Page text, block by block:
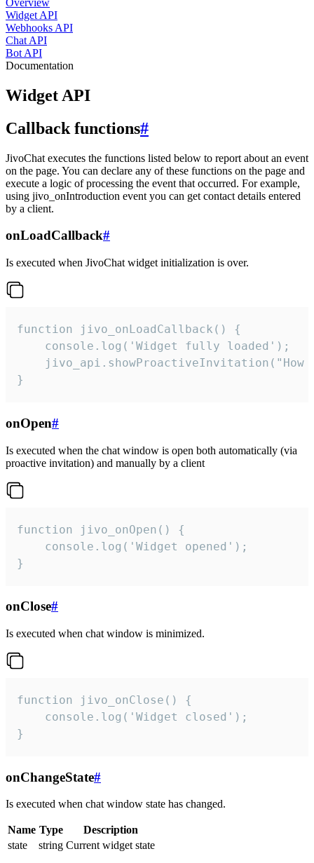
Overview
Widget API
Webhooks API
Chat API
Bot API
Documentation
Widget API
Callback functions#
JivoChat executes the functions listed below to report about an event
on the page. You can declare any of these functions on the page and
execute a logic of processing the event that occurred. For example,
using jivo_onIntroduction event you can get contact details entered
by a client.
onLoadCallback#
Is executed when JivoChat widget initialization is over.
function jivo_onLoadCallback() {
    console.log('Widget fully loaded');
jivo_api.showProactiveInvitation("How
}
onOpen#
Is executed when the chat window is open both automatically (via
proactive invitation) and manually by a client
function jivo_onOpen() {
    console.log('Widget opened');
}
onClose#
Is executed when chat window is minimized.
function jivo_onClose() {
    console.log('Widget closed');
}
onChangeState#
Is executed when chat window state has changed.
Name Type
Description
state
string Current widget state